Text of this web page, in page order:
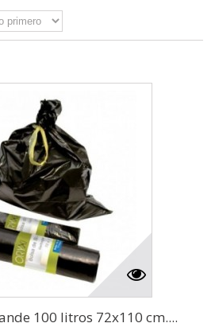
100 litros 72x110 cm....